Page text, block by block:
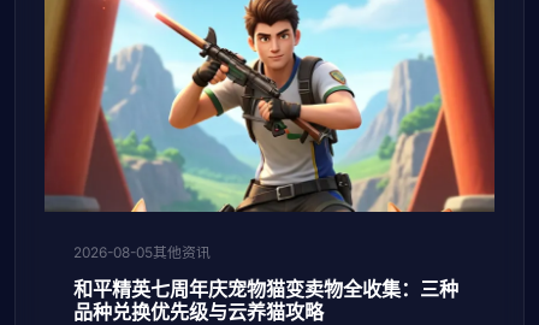
2026-08-05其他资讯
和平精英七周年庆宠物猫变卖物全收集：三种
品种兑换优先级与云养猫攻略